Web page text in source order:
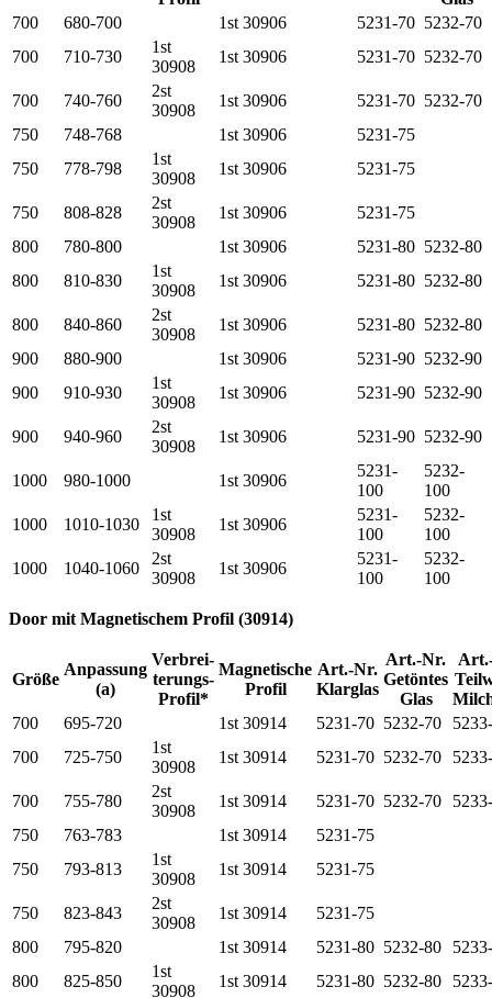
700
680-700 1st 30906 5231-70 5232-70
700
710-730
1st
30908
1st 30906 5231-70 5232-70
700 740-760
2st
30908
1st 30906 5231-70 5232-70
750
748-768 1st 30906
5231-75
750
778-798
1st
30908
1st 30906 5231-75
750 808-828
2st
30908
1st 30906
5231-75
800
780-800 1st 30906 5231-80 5232-80
800
810-830
1st
30908
1st 30906 5231-80 5232-80
800 840-860
2st
30908
1st 30906 5231-80 5232-80
900
880-900 1st 30906 5231-90 5232-90
900
910-930
1st
30908
1st 30906 5231-90 5232-90
900 940-960
2st
30908
1st 30906 5231-90 5232-90
1000 980-1000 1st 30906
5231-
100
5232-
100
1000
1010-1030
1st
30908
1st 30906
5231-
100
5232-
100
1000
1040-1060
2st
30908
1st 30906
5231-
100
5232-
100
Door mit Magnetischem Profil (30914)
Größe
Anpassung
(a)
Verbrei-
terungs-
Profil*
Magnetische
Profil
Art.-Nr.
Klarglas
Art.-Nr.
Getöntes
Glas
700
695-720 1st 30914 5231-70 5232-70
700
725-750
1st
30908
1st 30914 5231-70 5232-70
700 755-780
2st
30908
1st 30914 5231-70 5232-70
750
763-783 1st 30914
5231-75
750
793-813
1st
30908
1st 30914 5231-75
750 823-843
2st
30908
1st 30914
5231-75
800
795-820 1st 30914 5231-80 5232-80
800
825-850
1st
30908
1st 30914 5231-80 5232-80